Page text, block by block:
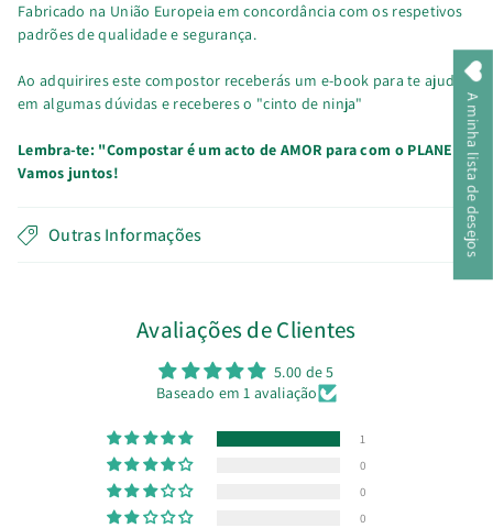
Fabricado na União Europeia em concordância com os respetivos
padrões de qualidade e segurança.
Ao adquirires este compostor receberás um e-book para te ajudar
em algumas dúvidas e receberes o "cinto de ninja"
Lembra-te: "Compostar é um acto de AMOR para com o PLANETA!
Vamos juntos!
Outras Informações
Avaliações de Clientes
5.00 de 5
Baseado em 1 avaliação
1
0
0
0
A minha lista de desejos